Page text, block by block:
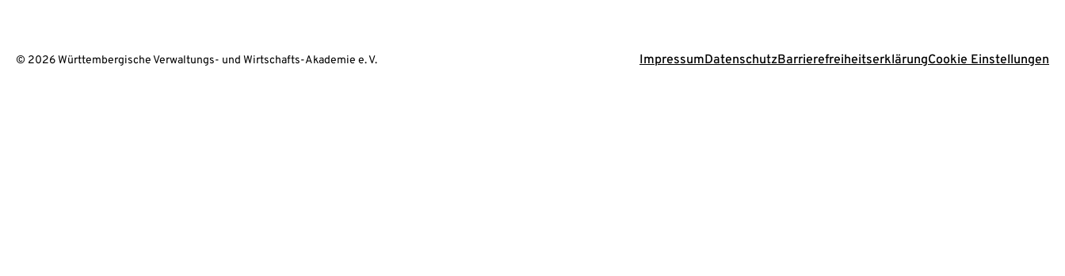
© 2026 Württembergische Verwaltungs- und Wirtschafts-Akademie e. V. ImpressumDatenschutzBarrierefreiheitserklärungCookie Einstellungen